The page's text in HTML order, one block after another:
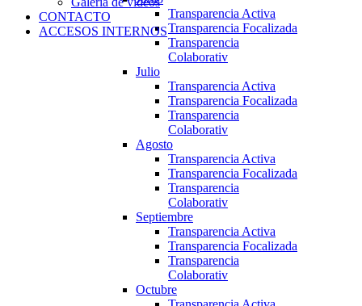
Transparencia Activa
Transparencia Focalizada
Transparencia
Colaborativ
Julio
Transparencia Activa
Transparencia Focalizada
Transparencia
Colaborativ
Agosto
Transparencia Activa
Transparencia Focalizada
Transparencia
Colaborativ
Septiembre
Transparencia Activa
Transparencia Focalizada
Transparencia
Colaborativ
Octubre
CONTACTO
ACCESOS INTERNOS